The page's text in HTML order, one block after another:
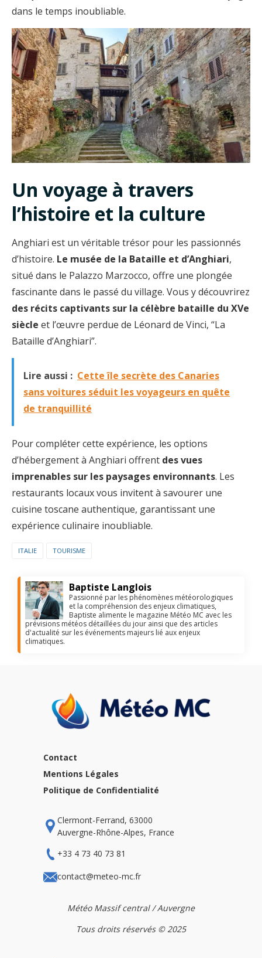
dans le temps inoubliable.
Un voyage à travers
l’histoire et la culture
Anghiari est un véritable trésor pour les passionnés
d’histoire. Le musée de la Bataille et d’Anghiari,
situé dans le Palazzo Marzocco, offre une plongée
fascinante dans le passé du village. Vous y découvrirez
des récits captivants sur la célèbre bataille du XVe
siècle et l’œuvre perdue de Léonard de Vinci, “La
Bataille d’Anghiari”.
Lire aussi : Cette île secrète des Canaries
sans voitures séduit les voyageurs en quête
de tranquillité
Pour compléter cette expérience, les options
d’hébergement à Anghiari offrent des vues
imprenables sur les paysages environnants. Les
restaurants locaux vous invitent à savourer une
cuisine toscane authentique, garantissant une
expérience culinaire inoubliable.
ITALIE TOURISME
Baptiste Langlois
Passionné par les phénomènes météorologiques
et la compréhension des enjeux climatiques,
Baptiste alimente le magazine Météo MC avec les
prévisions météos détaillées du jour ainsi que des articles
d'actualité sur les événements majeurs lié aux enjeux
climatiques.
Contact
Mentions Légales
Politique de Confidentialité
Clermont-Ferrand, 63000
Auvergne-Rhône-Alpes, France
+33 4 73 40 73 81
contact@meteo-mc.fr
Météo Massif central / Auvergne
Tous droits réservés © 2025